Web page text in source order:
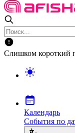
Слишком короткий
Календарь
События по